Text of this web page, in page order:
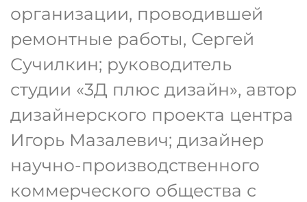
организации, проводившей
ремонтные работы, Сергей
Сучилкин; руководитель
студии «3Д плюс дизайн», автор
дизайнерского проекта центра
Игорь Мазалевич; дизайнер
научно-производственного
коммерческого общества с